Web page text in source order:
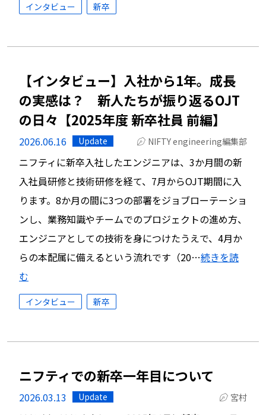
インタビュー 新卒
【インタビュー】入社から1年。成長
の実感は？ 新人たちが振り返るOJT
の日々【2025年度 新卒社員 前編】
2026.06.16 Update NIFTY engineering編集部
ニフティに新卒入社したエンジニアは、3か月間の新
入社員研修と技術研修を経て、7月からOJT期間に入
ります。8か月の間に3つの部署をジョブローテーショ
ンし、業務知識やチームでのプロジェクトの進め方、
エンジニアとしての技術を身につけたうえで、4月か
らの本配属に備えるという流れです（20…続きを読
む
インタビュー 新卒
ニフティでの新卒一年目について
2026.03.13 Update 宮村